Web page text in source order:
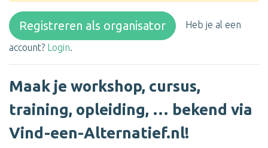
Registreren als organisator Heb je al een
account? Login.
Maak je workshop, cursus,
training, opleiding, … bekend via
Vind-een-Alternatief.nl!